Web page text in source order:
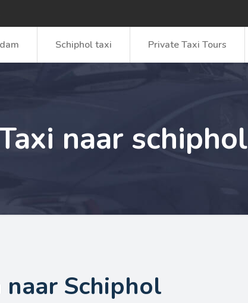
Schiphol taxi Private Taxi Tours
naar schiphol
Schiphol